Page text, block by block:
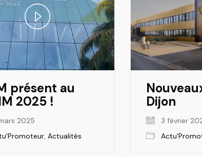
Play
Video
présent au
2025 !
2025
, Actualités
Dijon
3 février